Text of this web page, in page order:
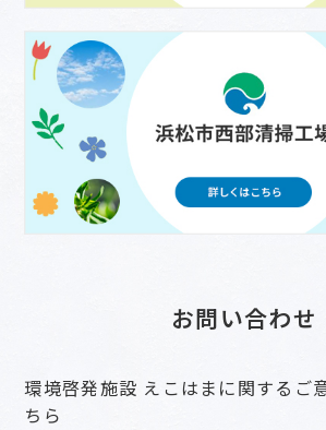
お問い合わせ
環境啓発施設 えこはまに関するご
ちら